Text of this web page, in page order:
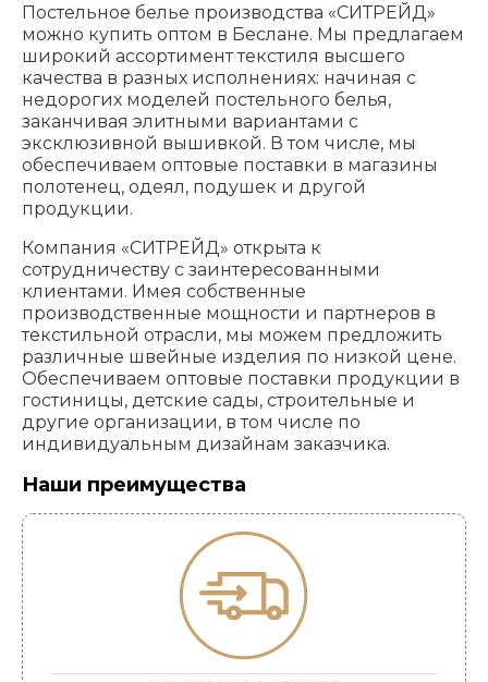
Постельное белье производства «СИТРЕЙД»
можно купить оптом в Беслане. Мы предлагаем
широкий ассортимент текстиля высшего
качества в разных исполнениях: начиная с
недорогих моделей постельного белья,
заканчивая элитными вариантами с
эксклюзивной вышивкой. В том числе, мы
обеспечиваем оптовые поставки в магазины
полотенец, одеял, подушек и другой
продукции.
Компания «СИТРЕЙД» открыта к
сотрудничеству с заинтересованными
клиентами. Имея собственные
производственные мощности и партнеров в
текстильной отрасли, мы можем предложить
различные швейные изделия по низкой цене.
Обеспечиваем оптовые поставки продукции в
гостиницы, детские сады, строительные и
другие организации, в том числе по
индивидуальным дизайнам заказчика.
Наши преимущества